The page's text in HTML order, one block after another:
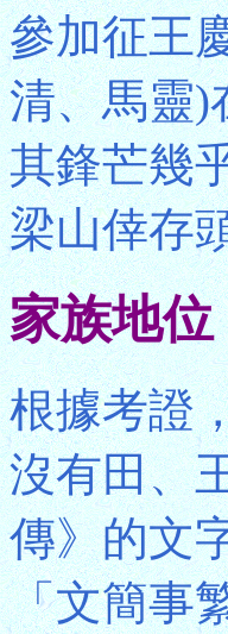
參加征王
清、馬靈)
其鋒芒幾
梁山倖存
家族地位
根據考證
沒有田、
傳》的文
「文簡事